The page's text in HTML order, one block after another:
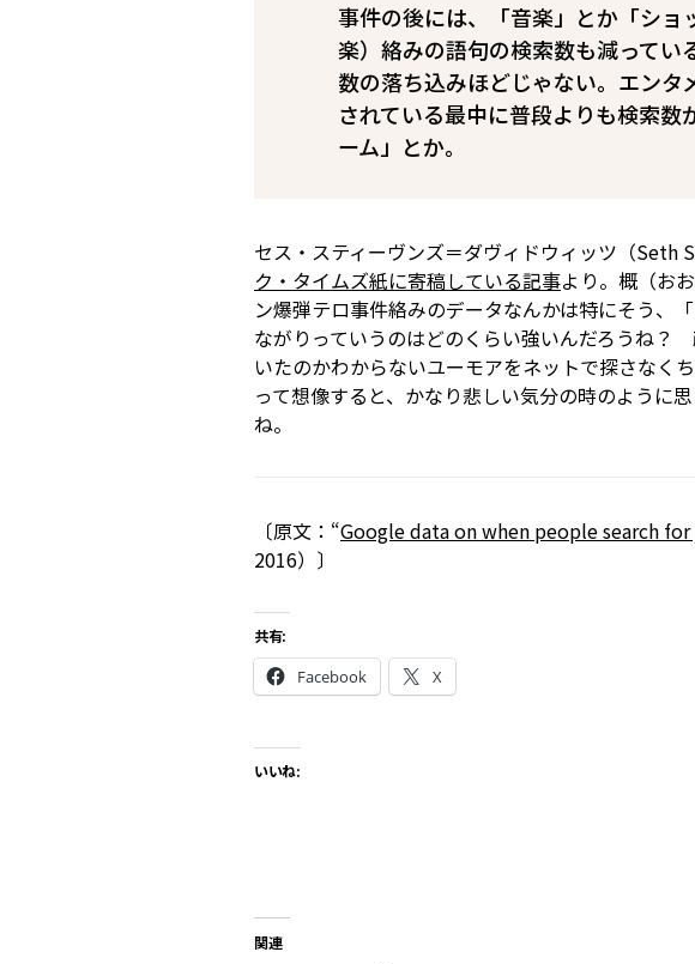
事件の後には、「音楽」とか「シ
楽）絡みの語句の検索数も減って
数の落ち込みほどじゃない。エン
されている最中に普段よりも検索
ーム」とか。
セス・スティーヴンズ＝ダヴィドウィッツ（Seth
ク・タイムズ紙に寄稿している記事より。概（お
ン爆弾テロ事件絡みのデータなんかは特にそう――
ながりっていうのはどのくらい強いんだろうね
いたのかわからないユーモアをネットで探さなく
って想像すると、かなり悲しい気分の時のように
ね。
〔原文：“Google data on when people search
2016）〕
共有:
Facebook X
いいね:
関連